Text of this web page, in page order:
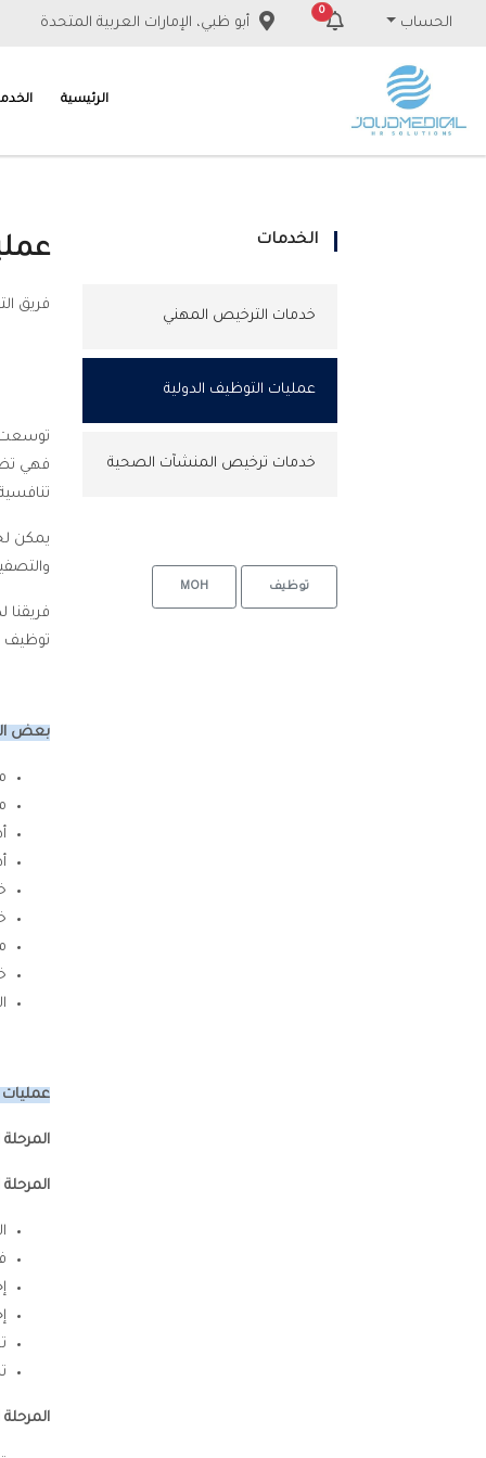
الحساب
0
أبو ظبي، الإمارات العربية المتحدة
الرئيسية
الخدمات
خدمات الترخيص المهني
عمليات التوظيف الدولية
خدمات ترخيص المنشآت الصحية
توظيف MOH
فريق
توسعت
فهي
يمكن
توظيف
بعض
عمليات
المرحلة
المرحلة
المرحلة